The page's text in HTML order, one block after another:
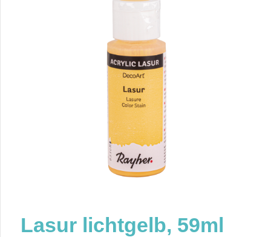
Lasur lichtgelb, 59ml